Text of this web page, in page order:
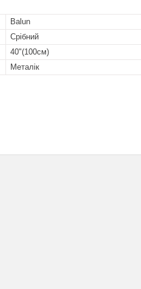
Balun
Срібний
40"(100см)
Металік